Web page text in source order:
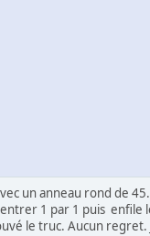
un anneau rond de
1 par 1 puis enfile
le truc. Aucun